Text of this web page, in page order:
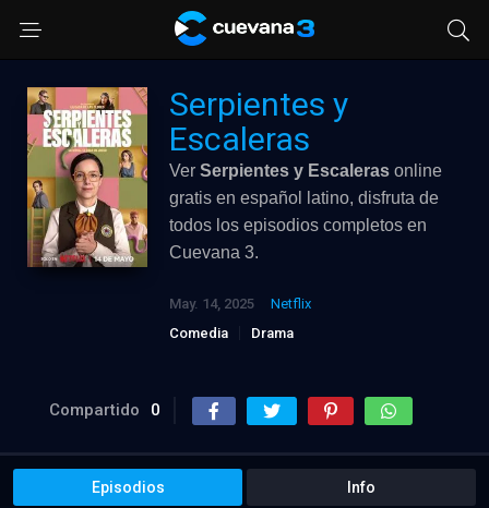
Serpientes y
Escaleras
Ver Serpientes y Escaleras online
gratis en español latino, disfruta de
todos los episodios completos en
Cuevana 3.
May. 14, 2025
Netflix
Comedia
Drama
Compartido 0
Episodios Info